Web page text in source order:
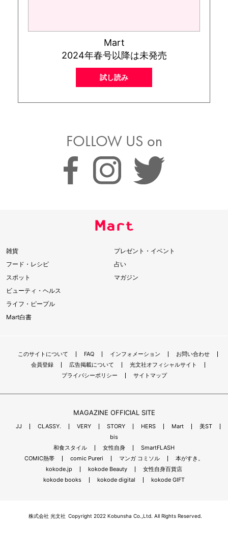
Mart
2024年春号以降は未発売
試し読み
FOLLOW US on
雑貨
フード・レシピ
スポット
ビューティ・ヘルス
ライフ・ピープル
Mart白書
プレゼント・イベント
占い
マガジン
このサイトについて FAQ インフォメーション
お問い合わせ
会員登録
広告掲載について
光文社オフィシャルサイト
プライバシーポリシー
サイトマップ
MAGAZINE OFFICIAL SITE
JJ CLASSY. VERY STORY HERS Mart
美ST
bis
和食スタイル
女性自身
SmartFLASH
COMIC熱帯
comic Pureri マンガ コミソル
本がすき。
kokode.jp
kokode Beauty
女性自身百貨店
kokode books
kokode digital kokode GIFT
株式会社 光文社 Copyright 2022 Kobunsha Co.,Ltd. All Rights Reserved.